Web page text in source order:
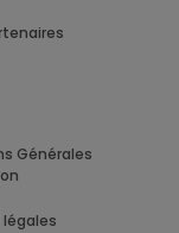
légales